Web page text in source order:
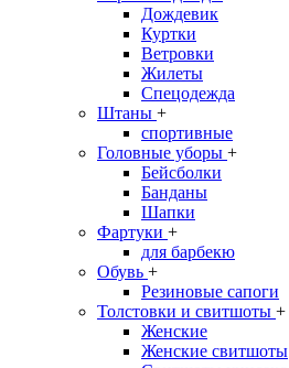
Дождевик
Куртки
Ветровки
Жилеты
Спецодежда
Штаны +
спортивные
Головные уборы +
Бейсболки
Банданы
Шапки
Фартуки +
для барбекю
Обувь +
Резиновые сапоги
Толстовки и свитшоты +
Женские
Женские свитшоты